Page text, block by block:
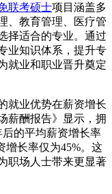
联考硕士项目涵盖多
、教育管理、医疗管
择适合的专业。通过
业知识体系，提升专
就业和职业晋升奠定
就业优势在薪资增长
薪酬报告》显示，拥
的平均薪资增长率
增长率仅为45%。这
职场人士带来更显著